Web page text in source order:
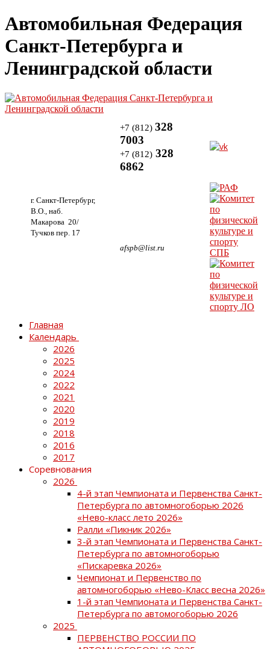
Автомобильная Федерация
Санкт-Петербурга и
Ленинградской области
г. Санкт-Петербург,
В.О., наб.
Макарова 20/
Тучков пер. 17
+7 (812) 328
7003
+7 (812) 328
6862
afspb@list.ru
Главная
Календарь
2026
2025
2024
2022
2021
2020
2019
2018
2016
2017
Соревнования
2026
4-й этап Чемпионата и Первенства Санкт-
Петербурга по автомногоборью 2026
«Нево-класс лето 2026»
Ралли «Пикник 2026»
3-й этап Чемпионата и Первенства Санкт-
Петербурга по автомногоборью
«Пискаревка 2026»
Чемпионат и Первенство по
автомногоборью «Нево-Класс весна 2026»
1-й этап Чемпионата и Первенства Санкт-
Петербурга по автомогоборью 2026
2025
ПЕРВЕНСТВО РОССИИ ПО